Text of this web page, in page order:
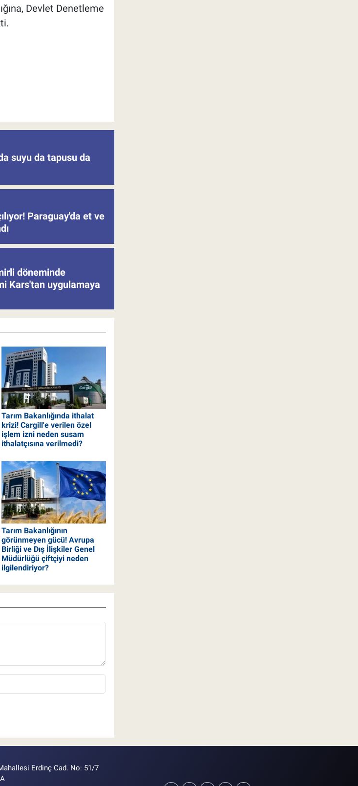
Devlet Denetleme
suyu da tapusu da
Paraguay'da et ve
döneminde
Kars'tan uygulamaya
Tarım Bakanlığında ithalat
krizi! Cargill'e verilen özel
işlem izni neden susam
ithalatçısına verilmedi?
Tarım Bakanlığının
görünmeyen gücü! Avrupa
Birliği ve Dış İlişkiler Genel
Müdürlüğü çiftçiyi neden
ilgilendiriyor?
Erdinç Cad. No: 51/7